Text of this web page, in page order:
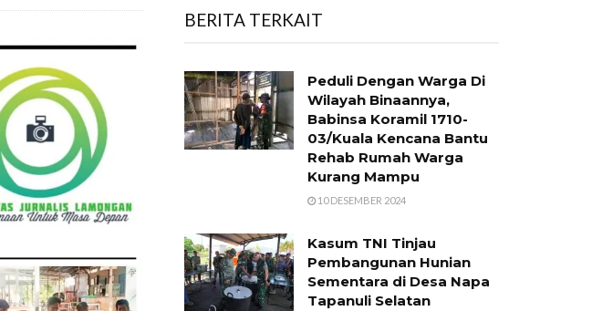
BERITA TERKAIT
Peduli Dengan Warga Di
Wilayah Binaannya,
Babinsa Koramil 1710-
03/Kuala Kencana Bantu
Rehab Rumah Warga
Kurang Mampu
10 DESEMBER 2024
Kasum TNI Tinjau
Pembangunan Hunian
Sementara di Desa Napa
Tapanuli Selatan